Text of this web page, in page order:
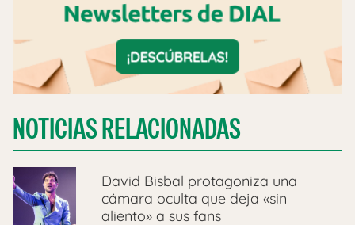
NOTICIAS RELACIONADAS
David Bisbal protagoniza una
cámara oculta que deja «sin
aliento» a sus fans